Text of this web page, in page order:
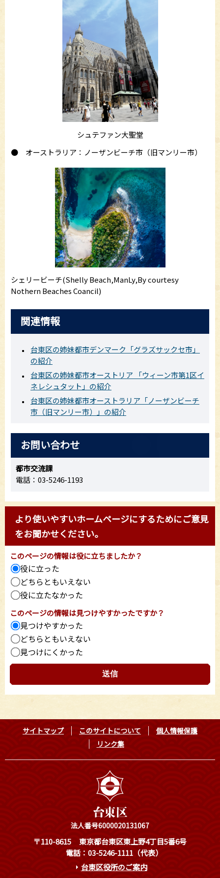
シュテファン大聖堂
● オーストラリア：ノーザンビーチ市（旧マンリー市）
シェリービーチ(Shelly Beach,ManLy,By courtesy
Nothern Beaches Coancil)
関連情報
台東区の姉妹都市デンマーク「グラズサックセ市」
の紹介
台東区の姉妹都市オーストリア 「ウィーン市第1区イ
ネレシュタット」の紹介
台東区の姉妹都市オーストラリア「ノーザンビーチ
市（旧マンリー市）」の紹介
お問い合わせ
都市交流課
電話：03-5246-1193
より使いやすいホームページにするためにご意見
をお聞かせください。
このページの情報は役に立ちましたか？
役に立った
どちらともいえない
役に立たなかった
このページの情報は見つけやすかったですか？
見つけやすかった
どちらともいえない
見つけにくかった
サイトマップ このサイトについて
個人情報保護
リンク集
法人番号6000020131067
〒110-8615
東京都台東区東上野4丁目5番6号
電話：03-5246-1111（代表）
台東区役所のご案内